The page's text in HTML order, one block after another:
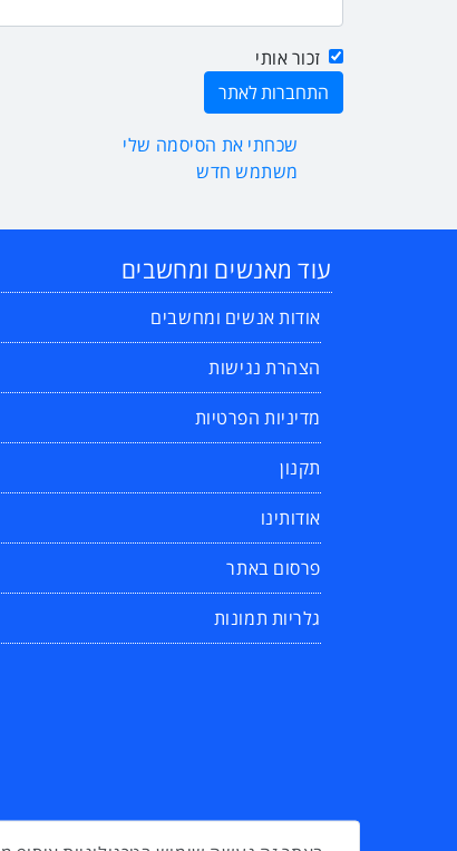
זכור אותי
שכחתי את הסיסמה שלי
משתמש חדש
עוד מאנשים ומחשבים
אודות אנשים ומחשבים
הצהרת נגישות
מדיניות הפרטיות
תקנון
אודותינו
פרסום באתר
גלריות תמונות